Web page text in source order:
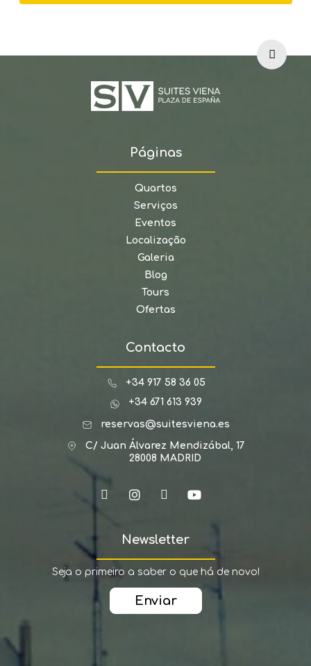
Páginas
Quartos
Serviços
Eventos
Localização
Galeria
Blog
Tours
Ofertas
Contacto
+34 917 58 36 05
+34 671 613 939
reservas@suitesviena.es
C/ Juan Álvarez Mendizábal, 17
28008 MADRID
Newsletter
Seja o primeiro a saber o que há de novo!
Enviar